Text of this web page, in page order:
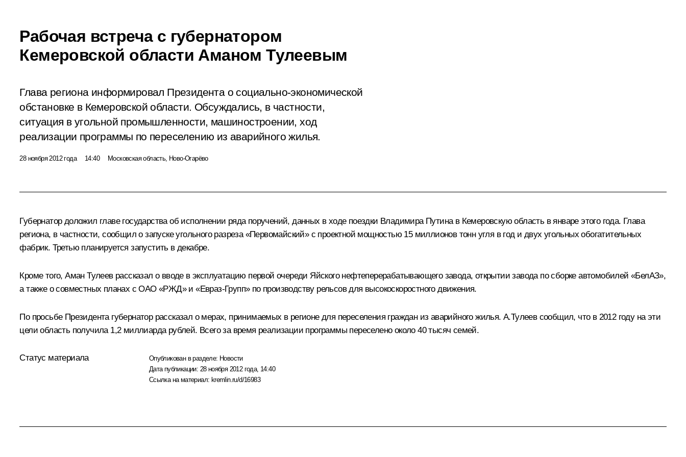
Рабочая встреча с губернатором
Кемеровской области Аманом Тулеевым
Глава региона информировал Президента о социально-экономической
обстановке в Кемеровской области. Обсуждались, в частности,
ситуация в угольной промышленности, машиностроении, ход
реализации программы по переселению из аварийного жилья.
28 ноября 2012 года 14:40 Московская область, Ново-Огарёво
Губернатор доложил главе государства об исполнении ряда поручений, данных в ходе поездки Владимира Путина в Кемеровскую область в январе этого года. Глава
региона, в частности, сообщил о запуске угольного разреза «Первомайский» с проектной мощностью 15 миллионов тонн угля в год и двух угольных обогатительных
фабрик. Третью планируется запустить в декабре.
Кроме того,Аман Тулееврассказал о вводе в эксплуатацию первой очереди Яйского нефтеперерабатывающего завода, открытии завода по сборке автомобилей «БелАЗ»,
а также о совместных планах с ОАО «РЖД» и «Евраз-Групп» по производству рельсов для высокоскоростного движения.
По просьбе Президента губернатор рассказал о мерах, принимаемых в регионе для переселения граждан из аварийного жилья. А.Тулеев сообщил, что в 2012 году на эти
цели область получила 1,2 миллиарда рублей. Всего за время реализации программы переселено около 40 тысяч семей.
Статус материала Опубликован в разделе: Новости
Дата публикации: 28 ноября 2012 года, 14:40
Ссылка на материал: kremlin.ru/d/16983